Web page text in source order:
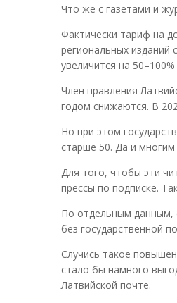
Что же с газетами и
Фактически тариф на
региональных
увеличится на
Член правления
годом снижаются. В
Но при этом
старше 50. Да и
Для того, чтобы эти
прессы по подписке.
По отдельным данным,
без государственной
Случись такое
стало бы намного
Латвийской почте.